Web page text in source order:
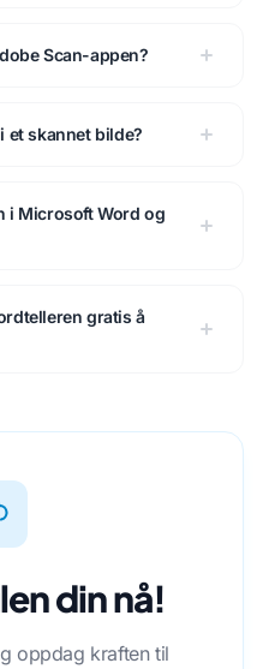
Scan-appen?
et skannet bilde?
i Microsoft Word og
gratis å
din nå!
oppdag kraften til